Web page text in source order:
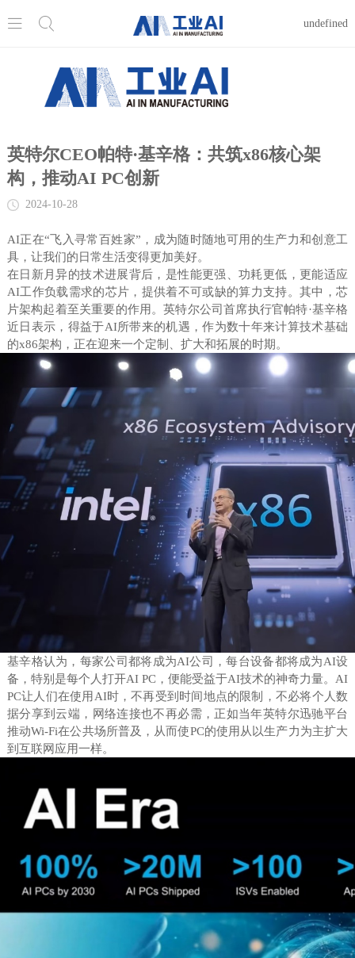
英特尔CEO帕特·基辛格：共筑x86核心架
构，推动AI PC创新
2024-10-28
AI正在“飞入寻常百姓家”，成为随时随地可用的生产力和创意工
具，让我们的日常生活变得更加美好。
在日新月异的技术进展背后，是性能更强、功耗更低，更能适应
AI工作负载需求的芯片，提供着不可或缺的算力支持。其中，芯
片架构起着至关重要的作用。英特尔公司首席执行官帕特·基辛格
近日表示，得益于AI所带来的机遇，作为数十年来计算技术基础
的x86架构，正在迎来一个定制、扩大和拓展的时期。
基辛格认为，每家公司都将成为AI公司，每台设备都将成为AI设
备，特别是每个人打开AI PC，便能受益于AI技术的神奇力量。AI
PC让人们在使用AI时，不再受到时间地点的限制，不必将个人数
据分享到云端，网络连接也不再必需，正如当年英特尔迅驰平台
推动Wi-Fi在公共场所普及，从而使PC的使用从以生产力为主扩大
到互联网应用一样。
  undefined